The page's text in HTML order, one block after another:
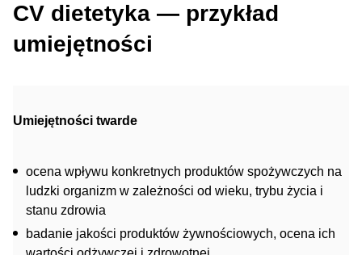
CV dietetyka — przykład
umiejętności
Umiejętności twarde
ocena wpływu konkretnych produktów spożywczych na
ludzki organizm w zależności od wieku, trybu życia i
stanu zdrowia
badanie jakości produktów żywnościowych, ocena ich